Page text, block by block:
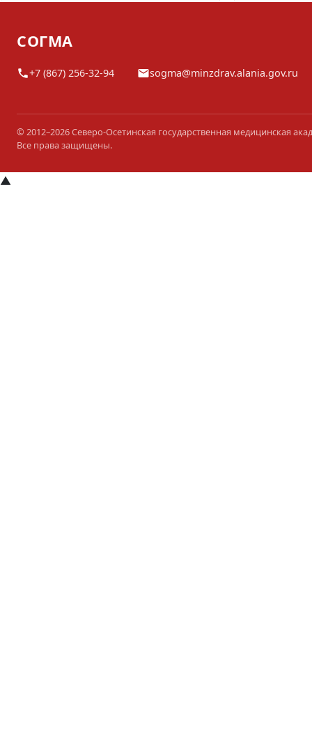
СОГМА
+7 (867) 256-32-94 sogma@minzdrav.alania.gov.ru
© 2012–2026 Северо-Осетинская государственная медицинская
Все права защищены.
▲